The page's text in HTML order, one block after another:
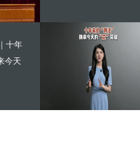
十年
今天